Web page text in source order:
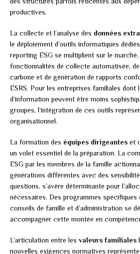
productives.
La collecte et l’analyse des données
le déploiement d’outils informatiques
reporting ESG se multiplient sur le
fonctionnalités de collecte automatisée, de
carbone et de génération de rapports
ESRS. Pour les entreprises familiales dont
d’information peuvent être moins
groupes, l’intégration de ces outils
organisationnel.
La formation des équipes dirigeantes et
un volet essentiel de la préparation. La
ESG par les membres de la famille
générations différentes avec des
questions, s’avère déterminante pour
nécessaires. Des programmes spécifiques
conseils de famille et d’administration se
accompagner cette montée en
L’articulation entre les valeurs familiales
nouvelles exigences normatives